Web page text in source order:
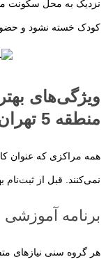
نزدیک به محل سکونت
کودک خسته نشود و حضور
ویژگی‌های
منطقه 5 تهران
همه مراکزی که عنوان
نمی‌کنند. قبل از
برنامه
هر گروه سنی نیازهای